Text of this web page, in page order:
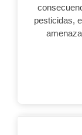
pesticidas,